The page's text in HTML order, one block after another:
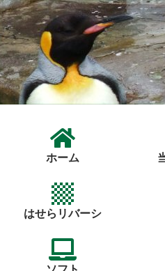
ホーム
はせらリバーシ